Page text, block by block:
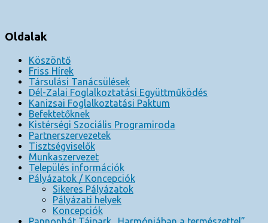
Oldalak
Köszöntő
Friss Hírek
Társulási Tanácsülések
Dél-Zalai Foglalkoztatási Együttműködés
Kanizsai Foglalkoztatási Paktum
Befektetőknek
Kistérségi Szociális Programiroda
Partnerszervezetek
Tisztségviselők
Munkaszervezet
Település információk
Pályázatok / Koncepciók
Sikeres Pályázatok
Pályázati helyek
Koncepciók